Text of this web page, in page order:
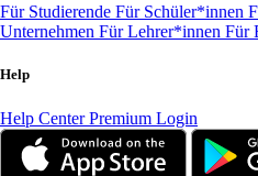
Für Studierende Für Schüler*innen
Unternehmen Für Lehrer*innen Für
Help
Help CenterPremium Login